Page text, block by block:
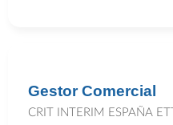
Gestor Comercial
CRIT INTERIM ESPAÑA ETT